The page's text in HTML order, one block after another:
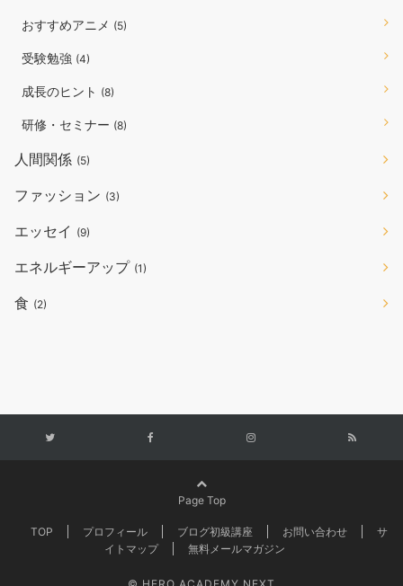
おすすめアニメ (5)
受験勉強 (4)
成長のヒント (8)
研修・セミナー (8)
人間関係 (5)
ファッション (3)
エッセイ (9)
エネルギーアップ (1)
食 (2)
Page Top
TOP プロフィール ブログ初級講座 お問い合わせ
サ
イトマップ
無料メールマガジン